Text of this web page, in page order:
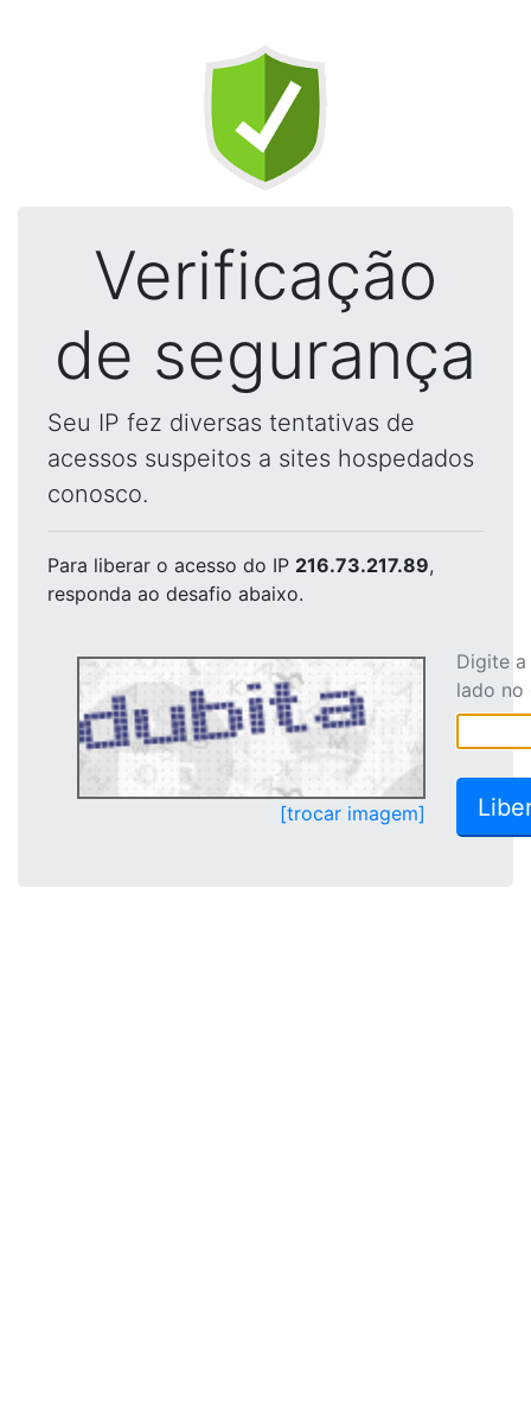
Verificação
de segurança
Seu IP fez diversas tentativas de
acessos suspeitos a sites hospedados
conosco.
Para liberar o acesso do IP 216.73.217.89,
responda ao desafio abaixo.
[trocar imagem]
Digite
lado no